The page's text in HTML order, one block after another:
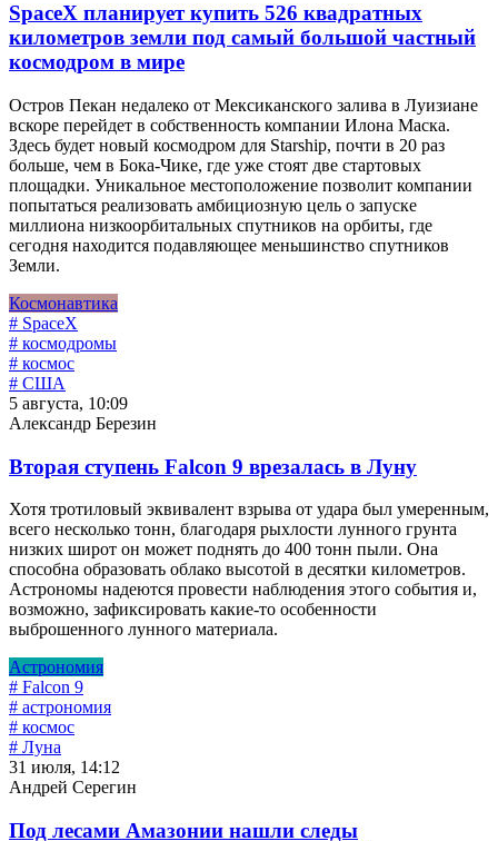
SpaceX планирует купить 526 квадратных
километров земли под самый большой частный
космодром в мире
Остров Пекан недалеко от Мексиканского залива в Луизиане
вскоре перейдет в собственность компании Илона Маска.
Здесь будет новый космодром для Starship, почти в 20 раз
больше, чем в Бока-Чике, где уже стоят две стартовых
площадки. Уникальное местоположение позволит компании
попытаться реализовать амбициозную цель о запуске
миллиона низкоорбитальных спутников на орбиты, где
сегодня находится подавляющее меньшинство спутников
Земли.
Космонавтика
# SpaceX
# космодромы
# космос
# США
5 августа, 10:09
Александр Березин
Вторая ступень Falcon 9 врезалась в Луну
Хотя тротиловый эквивалент взрыва от удара был умеренным,
всего несколько тонн, благодаря рыхлости лунного грунта
низких широт он может поднять до 400 тонн пыли. Она
способна образовать облако высотой в десятки километров.
Астрономы надеются провести наблюдения этого события и,
возможно, зафиксировать какие-то особенности
выброшенного лунного материала.
Астрономия
# Falcon 9
# астрономия
# космос
# Луна
31 июля, 14:12
Андрей Серегин
Под лесами Амазонии нашли следы